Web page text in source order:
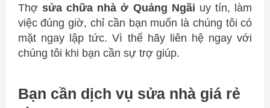
Thợ sửa chữa nhà ở Quảng Ngãi uy tín, làm
việc đúng giờ, chỉ cần bạn muốn là chúng tôi có
mặt ngay lập tức. Vì thế hãy liên hệ ngay với
chúng tôi khi bạn cần sự trợ giúp.
Bạn cần dịch vụ sửa nhà giá rẻ